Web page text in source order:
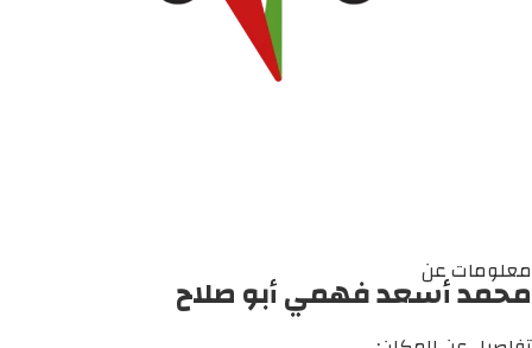
معلومات عن
محمد أسعد فهمي أبو صلاح